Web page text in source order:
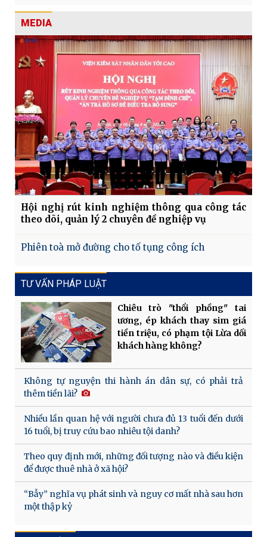
MEDIA
Hội nghị rút kinh nghiệm thông qua công tác
theo dõi, quản lý 2 chuyên đề nghiệp vụ
Phiên toà mở đường cho tố tụng công ích
TƯ VẤN PHÁP LUẬT
Chiêu trò "thổi phồng" tai
ương, ép khách thay sim giá
tiền triệu, có phạm tội Lừa dối
khách hàng không?
Không tự nguyện thi hành án dân sự, có phải trả
thêm tiền lãi?
Nhiều lần quan hệ với người chưa đủ 13 tuổi đến dưới
16 tuổi, bị truy cứu bao nhiêu tội danh?
Theo quy định mới, những đối tượng nào và điều kiện
để được thuê nhà ở xã hội?
“Bẫy” nghĩa vụ phát sinh và nguy cơ mất nhà sau hơn
một thập kỷ